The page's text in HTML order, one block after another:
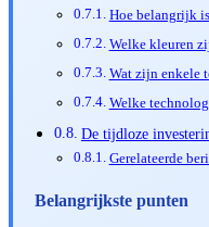
Hoe belangrijk
Welke kleuren
Wat zijn enkele
Welke
De tijdloze
Gerelateerde
Belangrijkste punten